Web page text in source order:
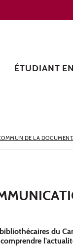
ÉTUDIANT
DE LA
du